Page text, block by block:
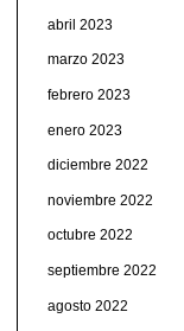
abril 2023
marzo 2023
febrero 2023
enero 2023
diciembre 2022
noviembre 2022
octubre 2022
septiembre 2022
agosto 2022